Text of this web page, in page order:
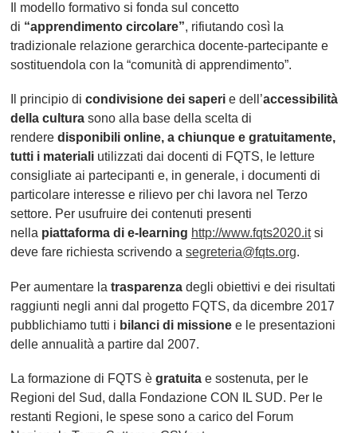
Il modello formativo si fonda sul concetto
di “apprendimento circolare”, rifiutando così la
tradizionale relazione gerarchica docente-partecipante e
sostituendola con la “comunità di apprendimento”.
Il principio di condivisione dei saperi e dell’accessibilità
della cultura sono alla base della scelta di
rendere disponibili online, a chiunque e gratuitamente,
tutti i materiali utilizzati dai docenti di FQTS, le letture
consigliate ai partecipanti e, in generale, i documenti di
particolare interesse e rilievo per chi lavora nel Terzo
settore. Per usufruire dei contenuti presenti
nella piattaforma di e-learning http://www.fqts2020.itsi
deve fare richiesta scrivendo a segreteria@fqts.org.
Per aumentare la trasparenza degli obiettivi e dei risultati
raggiunti negli anni dal progetto FQTS, da dicembre 2017
pubblichiamo tutti i bilanci di missione e le presentazioni
delle annualità a partire dal 2007.
La formazione di FQTS è gratuita e sostenuta, per le
Regioni del Sud, dalla Fondazione CON IL SUD. Per le
restanti Regioni, le spese sono a carico del Forum